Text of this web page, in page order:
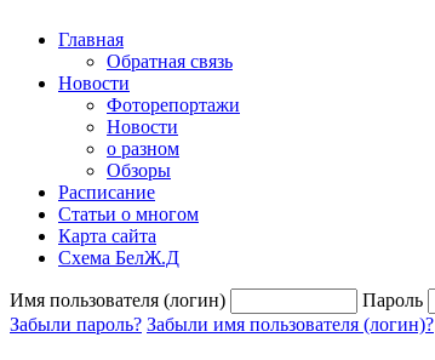
Главная
Обратная связь
Новости
Фоторепортажи
Новости
о разном
Обзоры
Расписание
Статьи о многом
Карта сайта
Схема БелЖ.Д
Имя пользователя (логин)
Пароль
Забыли пароль? Забыли имя пользователя (логин)?